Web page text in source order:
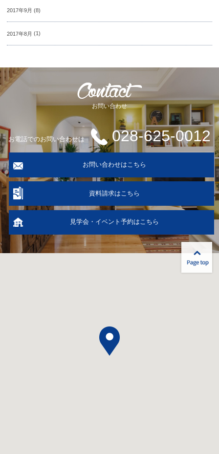
2017年9月 (8)
2017年8月 (1)
お問い合わせ
お電話でのお問い合わせは 028-625-0012
お問い合わせはこちら
資料請求はこちら
見学会・イベント予約はこちら